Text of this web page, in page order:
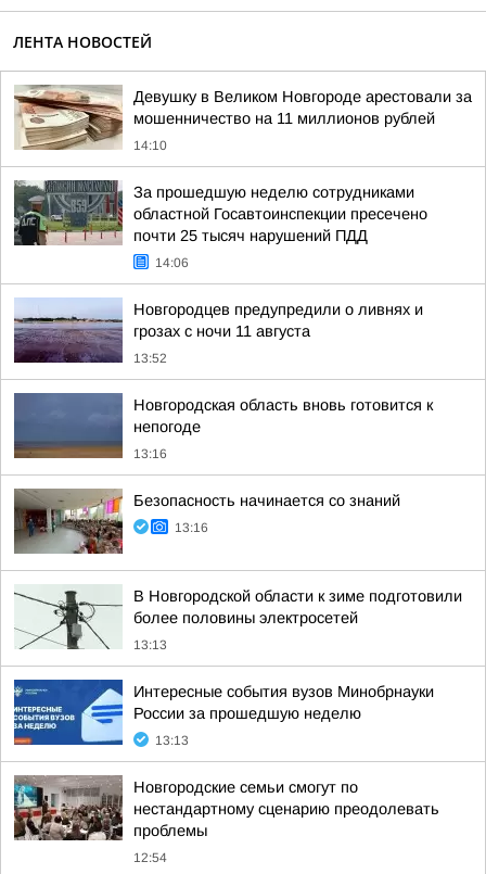
ЛЕНТА НОВОСТЕЙ
Девушку в Великом Новгороде арестовали за
мошенничество на 11 миллионов рублей
14:10
За прошедшую неделю сотрудниками
областной Госавтоинспекции пресечено
почти 25 тысяч нарушений ПДД
14:06
Новгородцев предупредили о ливнях и
грозах с ночи 11 августа
13:52
Новгородская область вновь готовится к
непогоде
13:16
Безопасность начинается со знаний
13:16
В Новгородской области к зиме подготовили
более половины электросетей
13:13
Интересные события вузов Минобрнауки
России за прошедшую неделю
13:13
Новгородские семьи смогут по
нестандартному сценарию преодолевать
проблемы
12:54